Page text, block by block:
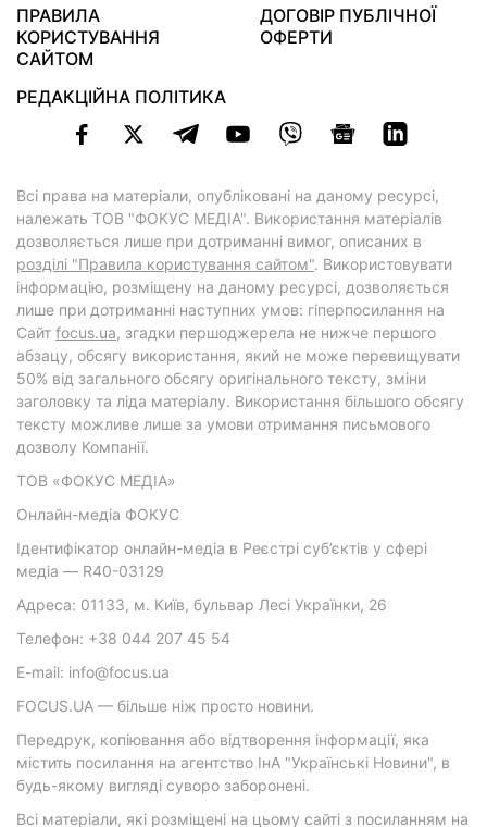
ПРАВИЛА
КОРИСТУВАННЯ
САЙТОМ
ДОГОВІР ПУБЛІЧНОЇ
ОФЕРТИ
РЕДАКЦІЙНА ПОЛІТИКА
Всі права на матеріали, опубліковані на даному ресурсі,
належать ТОВ "ФОКУС МЕДІА". Використання матеріалів
дозволяється лише при дотриманні вимог, описаних в
розділі "Правила користування сайтом". Використовувати
інформацію, розміщену на даному ресурсі, дозволяється
лише при дотриманні наступних умов: гіперпосилання на
Cайт focus.ua, згадки першоджерела не нижче першого
абзацу, обсягу використання, який не може перевищувати
50% від загального обсягу оригінального тексту, зміни
заголовку та ліда матеріалу. Використання більшого обсягу
тексту можливе лише за умови отримання письмового
дозволу Компанії.
ТОВ «ФОКУС МЕДІА»
Онлайн-медіа ФОКУС
Ідентифікатор онлайн-медіа в Реєстрі суб’єктів у сфері
медіа — R40-03129
Адреса: 01133, м. Київ, бульвар Лесі Українки, 26
Телефон: +38 044 207 45 54
E-mail: info@focus.ua
FOCUS.UA — більше ніж просто новини.
Передрук, копіювання або відтворення інформації, яка
містить посилання на агентство ІнА "Українські Новини", в
будь-якому вигляді суворо заборонені.
Всі матеріали, які розміщені на цьому сайті з посиланням на